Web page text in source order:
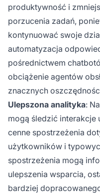
produktywność i
porzucenia zadań,
kontynuować swoje
automatyzacja
pośrednictwem
obciążenie agentów
znacznych
Ulepszona analityka:
mogą śledzić
cenne spostrzeżenia
użytkowników i
spostrzeżenia mogą
ulepszenia wsparcia,
bardziej